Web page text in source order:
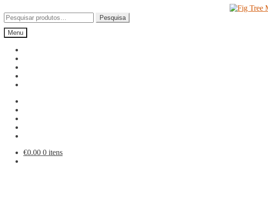
para
a
navegação
para
o
conteúdo
Pesquisar
por:
Pesquisa
Menu
€0.00 0 itens